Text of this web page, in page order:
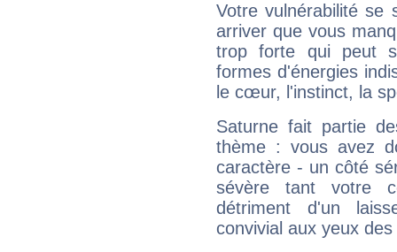
Votre vulnérabilité se
arriver que vous
trop forte qui peut
formes d'énergies
le cœur, l'instinct, la
Saturne fait partie
thème : vous avez
caractère - un côté
sévère tant votre
détriment d'un
convivial aux yeux